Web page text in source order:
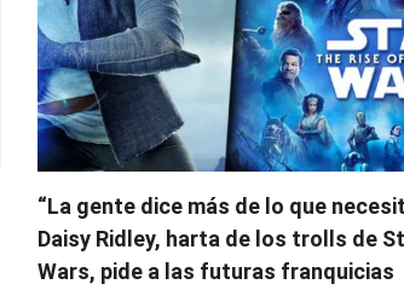
“La gente dice más de lo que
Daisy Ridley, harta de los trolls de
Wars, pide a las futuras franquicias